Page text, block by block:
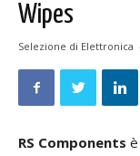
Wipes
Selezione di Elettronica -
RS Components